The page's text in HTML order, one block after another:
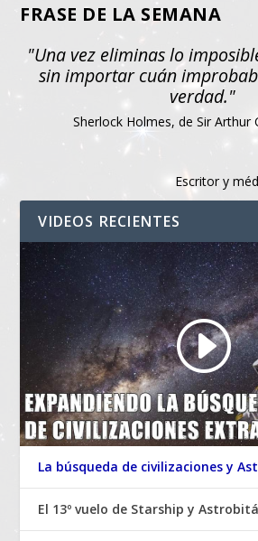
FRASE DE LA SEMANA
"Una vez eliminas lo
sin importar cuán
verdad."
Sherlock Holmes, de Sir Arthur
Escritor y
VIDEOS RECIENTES
La búsqueda de civilizaciones y
El 13º vuelo de Starship y